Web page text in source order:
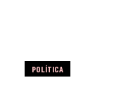
POLÍTICA